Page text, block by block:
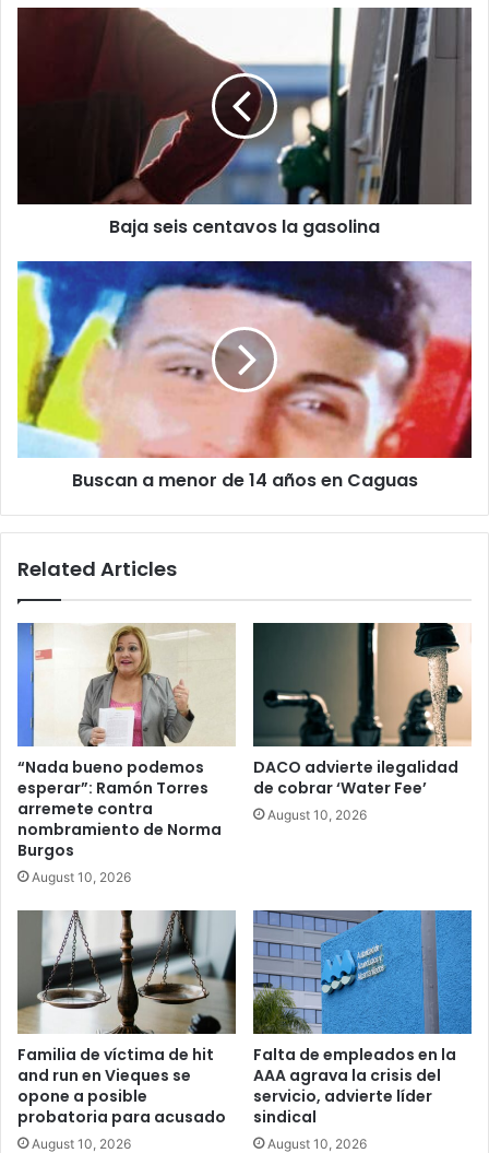
Baja seis centavos la gasolina
Buscan
a
menor
años
en
Caguas
Buscan a menor de 14 años en Caguas
Related Articles
“Nada bueno podemos
esperar”: Ramón Torres
arremete contra
nombramiento de Norma
Burgos
August 10, 2026
DACO advierte ilegalidad
de cobrar ‘Water Fee’
August 10, 2026
Familia de víctima de hit
and run en Vieques se
opone a posible
probatoria para acusado
August 10, 2026
Falta de empleados en la
AAA agrava la crisis del
servicio, advierte líder
sindical
August 10, 2026